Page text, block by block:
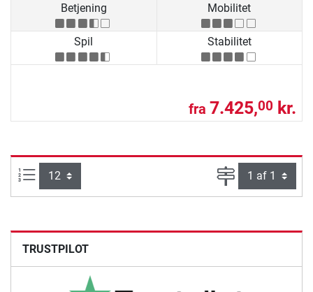
Betjening
Mobilitet
Spil Stabilitet
fra 7.425,00 kr.
Artikel pr. side: Side
TRUSTPILOT